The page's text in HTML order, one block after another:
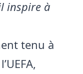
inspire à
tenu à